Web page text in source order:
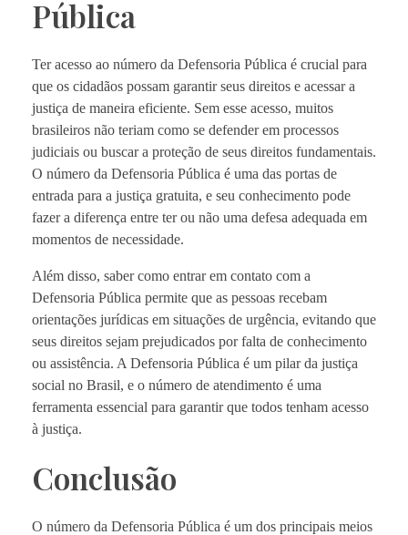
Pública
Ter acesso ao número da Defensoria Pública é crucial para
que os cidadãos possam garantir seus direitos e acessar a
justiça de maneira eficiente. Sem esse acesso, muitos
brasileiros não teriam como se defender em processos
judiciais ou buscar a proteção de seus direitos fundamentais.
O número da Defensoria Pública é uma das portas de
entrada para a justiça gratuita, e seu conhecimento pode
fazer a diferença entre ter ou não uma defesa adequada em
momentos de necessidade.
Além disso, saber como entrar em contato com a
Defensoria Pública permite que as pessoas recebam
orientações jurídicas em situações de urgência, evitando que
seus direitos sejam prejudicados por falta de conhecimento
ou assistência. A Defensoria Pública é um pilar da justiça
social no Brasil, e o número de atendimento é uma
ferramenta essencial para garantir que todos tenham acesso
à justiça.
Conclusão
O número da Defensoria Pública é um dos principais meios